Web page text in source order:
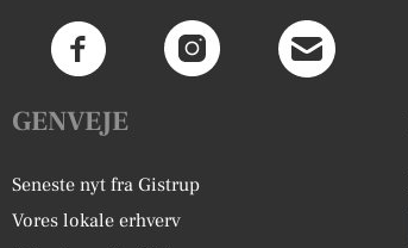
GENVEJE
Seneste nyt fra Gistrup
Vores lokale erhverv